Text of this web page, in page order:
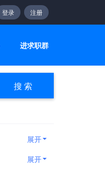
登录 注册
进求职群
搜 索
展开
展开